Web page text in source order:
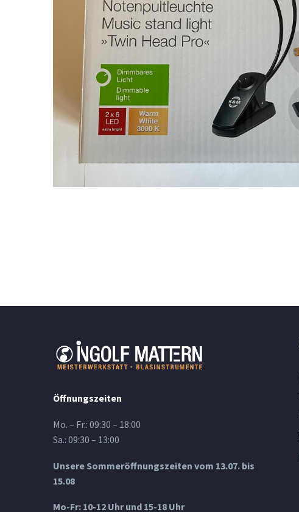
Öffnungszeiten
Mo. – Fr.: 09:30 – 18:00
Sa.: 09:30 – 13:00
Unsere Sommeröffnungszeiten vom 13.07. bis
15.08
Mo-Fr: 10-12 Uhr und 15-18 Uhr